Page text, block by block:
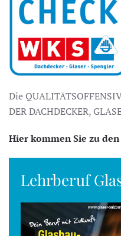
Die
DER DACHDECKER,
Hier kommen Sie zu
Lehrberuf